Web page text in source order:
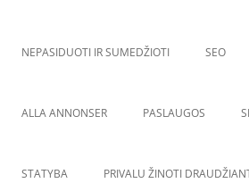
NEPASIDUOTI IR SUMEDŽIOTI SEO
ALLA ANNONSER PASLAUGOS
STATYBA PRIVALU ŽINOTI